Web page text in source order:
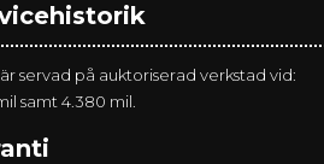
servad på auktoriserad verkstad vid:
samt 4.380 mil.